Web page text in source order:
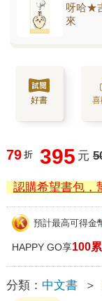
呀哈★
來
好書 喜
79 折 395 元
認購希望書包，
預計最高可得金
HAPPY GO享100
分類： 中文書 ＞